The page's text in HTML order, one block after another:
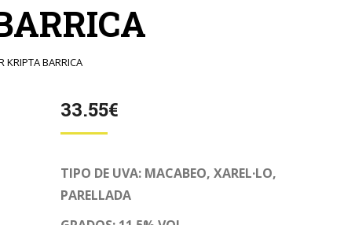
KRIPTA BARRICA
33.55€
TIPO DE UVA: MACABEO, XAREL·LO,
PARELLADA